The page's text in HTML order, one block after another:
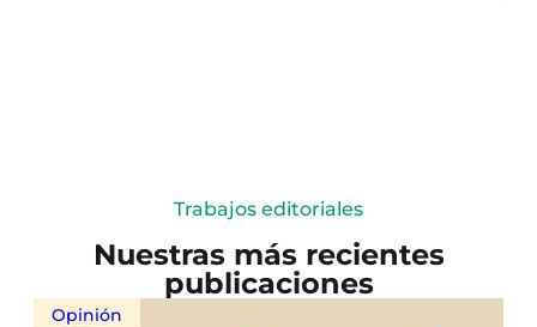
Trabajos editoriales
Nuestras más recientes
publicaciones
Opinión